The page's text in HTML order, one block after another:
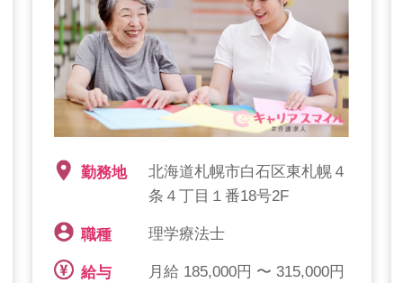
勤務地
北海道札幌市白石区東札幌４
条４丁目１番18号2F
職種 理学療法士
給与 月給 185,000円 〜 315,000円